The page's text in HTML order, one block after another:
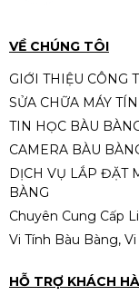
VỀ CHÚNG TÔI
GIỚI THIỆU CÔNG
SỬA CHỮA MÁY
TIN HỌC BÀU
CAMERA BÀU
DỊCH VỤ LẮP ĐẶT
BÀNG
Chuyên Cung Cấp
Vi Tính Bàu Bàng,
HỖ TRỢ KHÁCH